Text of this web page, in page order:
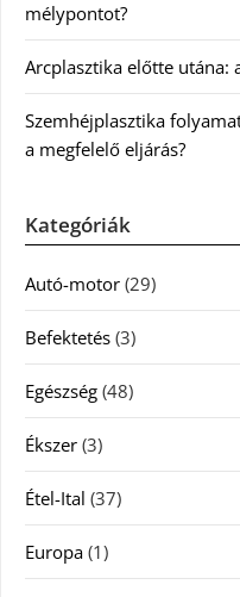
mélypontot?
Arcplasztika előtte utána:
Szemhéjplasztika
a megfelelő eljárás?
Kategóriák
Autó-motor (29)
Befektetés (3)
Egészség (48)
Ékszer (3)
Étel-Ital (37)
Europa (1)